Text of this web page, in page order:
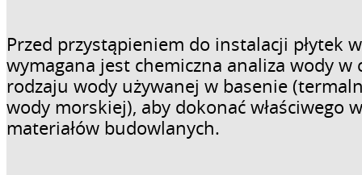
Przed przystąpieniem do instalacji płytek
wymagana jest chemiczna analiza wody w
rodzaju wody używanej w basenie
wody morskiej), aby dokonać właściwego
materiałów budowlanych.